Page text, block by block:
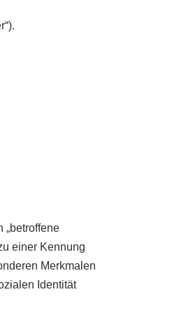
„betroffene
einer Kennung
Merkmalen
Identität